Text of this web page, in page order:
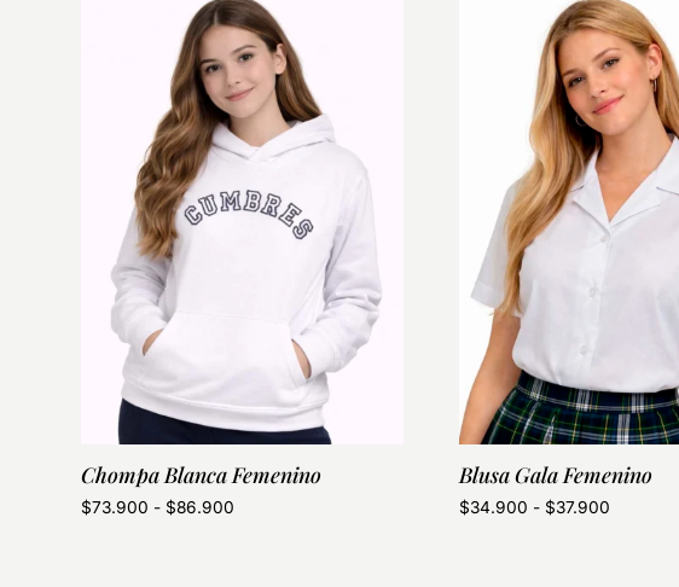
Chompa Blanca Femenino
$73.900 - $86.900
Blusa Gala Femenino
$34.900 - $37.900